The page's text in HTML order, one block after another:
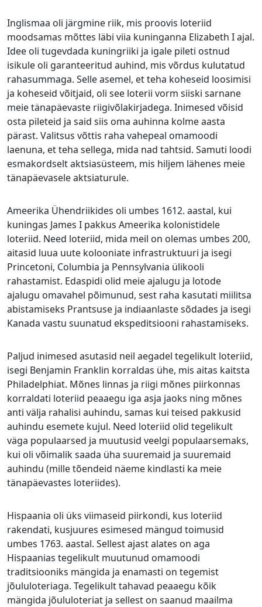
Inglismaa oli järgmine riik, mis proovis loteriid
moodsamas mõttes läbi viia kuninganna Elizabeth I ajal.
Idee oli tugevdada kuningriiki ja igale pileti ostnud
isikule oli garanteeritud auhind, mis võrdus kulutatud
rahasummaga. Selle asemel, et teha koheseid loosimisi
ja koheseid võitjaid, oli see loterii vorm siiski sarnane
meie tänapäevaste riigivõlakirjadega. Inimesed võisid
osta pileteid ja said siis oma auhinna kolme aasta
pärast. Valitsus võttis raha vahepeal omamoodi
laenuna, et teha sellega, mida nad tahtsid. Samuti loodi
esmakordselt aktsiasüsteem, mis hiljem lähenes meie
tänapäevasele aktsiaturule.
Ameerika Ühendriikides oli umbes 1612. aastal, kui
kuningas James I pakkus Ameerika kolonistidele
loteriid. Need loteriid, mida meil on olemas umbes 200,
aitasid luua uute kolooniate infrastruktuuri ja isegi
Princetoni, Columbia ja Pennsylvania ülikooli
rahastamist. Edaspidi olid meie ajalugu ja lotode
ajalugu omavahel põimunud, sest raha kasutati miilitsa
abistamiseks Prantsuse ja indiaanlaste sõdades ja isegi
Kanada vastu suunatud ekspeditsiooni rahastamiseks.
Paljud inimesed asutasid neil aegadel tegelikult loteriid,
isegi Benjamin Franklin korraldas ühe, mis aitas kaitsta
Philadelphiat. Mõnes linnas ja riigi mõnes piirkonnas
korraldati loteriid peaaegu iga asja jaoks ning mõnes
anti välja rahalisi auhindu, samas kui teised pakkusid
auhindu esemete kujul. Need loteriid olid tegelikult
väga populaarsed ja muutusid veelgi populaarsemaks,
kui oli võimalik saada üha suuremaid ja suuremaid
auhindu (mille tõendeid näeme kindlasti ka meie
tänapäevastes loteriides).
Hispaania oli üks viimaseid piirkondi, kus loteriid
rakendati, kusjuures esimesed mängud toimusid
umbes 1763. aastal. Sellest ajast alates on aga
Hispaanias tegelikult muutunud omamoodi
traditsiooniks mängida ja enamasti on tegemist
jõululoteriaga. Tegelikult tahavad peaaegu kõik
mängida jõululoteriat ja sellest on saanud maailma